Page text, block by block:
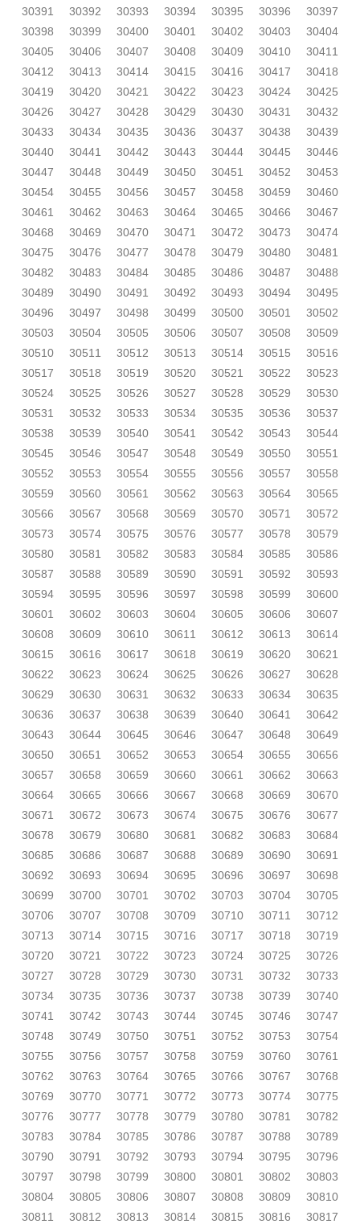
30391
30392 30393 30394 30395 30396
30397
30398
30399 30400 30401 30402 30403
30404
30405
30406 30407 30408 30409 30410
30411
30412
30413 30414 30415 30416 30417
30418
30419
30420 30421 30422 30423 30424
30425
30426
30427 30428 30429 30430 30431
30432
30433
30434 30435 30436 30437 30438
30439
30440
30441 30442 30443 30444 30445
30446
30447
30448 30449 30450 30451 30452
30453
30454
30455 30456 30457 30458 30459
30460
30461
30462 30463 30464 30465 30466
30467
30468
30469 30470 30471 30472 30473
30474
30475
30476 30477 30478 30479 30480
30481
30482
30483 30484 30485 30486 30487
30488
30489
30490 30491 30492 30493 30494
30495
30496
30497 30498 30499 30500 30501
30502
30503
30504 30505 30506 30507 30508
30509
30510
30511 30512 30513 30514 30515
30516
30517
30518 30519 30520 30521 30522
30523
30524
30525 30526 30527 30528 30529
30530
30531
30532 30533 30534 30535 30536
30537
30538
30539 30540 30541 30542 30543
30544
30545
30546 30547 30548 30549 30550
30551
30552
30553 30554 30555 30556 30557
30558
30559
30560 30561 30562 30563 30564
30565
30566
30567 30568 30569 30570 30571
30572
30573
30574 30575 30576 30577 30578
30579
30580
30581 30582 30583 30584 30585
30586
30587
30588 30589 30590 30591 30592
30593
30594
30595 30596 30597 30598 30599
30600
30601
30602 30603 30604 30605 30606
30607
30608
30609 30610 30611 30612 30613
30614
30615
30616 30617 30618 30619 30620
30621
30622
30623 30624 30625 30626 30627
30628
30629
30630 30631 30632 30633 30634
30635
30636
30637 30638 30639 30640 30641
30642
30643
30644 30645 30646 30647 30648
30649
30650
30651 30652 30653 30654 30655
30656
30657
30658 30659 30660 30661 30662
30663
30664
30665 30666 30667 30668 30669
30670
30671
30672 30673 30674 30675 30676
30677
30678
30679 30680 30681 30682 30683
30684
30685
30686 30687 30688 30689 30690
30691
30692
30693 30694 30695 30696 30697
30698
30699
30700 30701 30702 30703 30704
30705
30706
30707 30708 30709 30710 30711
30712
30713
30714 30715 30716 30717 30718
30719
30720
30721 30722 30723 30724 30725
30726
30727
30728 30729 30730 30731 30732
30733
30734
30735 30736 30737 30738 30739
30740
30741
30742 30743 30744 30745 30746
30747
30748
30749 30750 30751 30752 30753
30754
30755
30756 30757 30758 30759 30760
30761
30762
30763 30764 30765 30766 30767
30768
30769
30770 30771 30772 30773 30774
30775
30776
30777 30778 30779 30780 30781
30782
30783
30784 30785 30786 30787 30788
30789
30790
30791 30792 30793 30794 30795
30796
30797
30798 30799 30800 30801 30802
30803
30804
30805 30806 30807 30808 30809
30810
30811
30812 30813 30814 30815 30816
30817